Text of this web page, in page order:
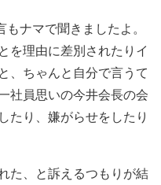
ナマで聞きましたよ。
を理由に差別されたりイ
、ちゃんと自分で言うて
社員思いの今井会長の会
たり、嫌がらせをしたり
た、と訴えるつもりが結